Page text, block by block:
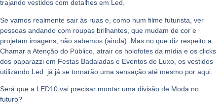
trajando vestidos com detalhes em Led.
Se vamos realmente sair às ruas e, como num filme futurista, ver
pessoas andando com roupas brilhantes, que mudam de cor e
projetam imagens, não sabemos (ainda). Mas no que diz respeito a
Chamar a Atenção do Público , atrair os holofotes da mídia e os clicks
dos paparazzi em Festas Badaladas e Eventos de Luxo , os vestidos
utilizando Led já já se tornarão uma sensação até mesmo por aqui.
Será que a LED10 vai precisar montar uma divisão de Moda no
futuro?